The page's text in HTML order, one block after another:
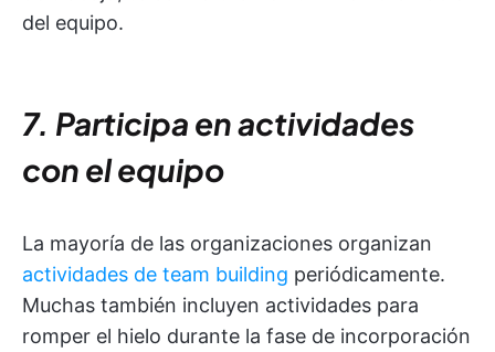
del equipo.
7. Participa en actividades
con el equipo
La mayoría de las organizaciones organizan
actividades de team building periódicamente.
Muchas también incluyen actividades para
romper el hielo durante la fase de incorporación